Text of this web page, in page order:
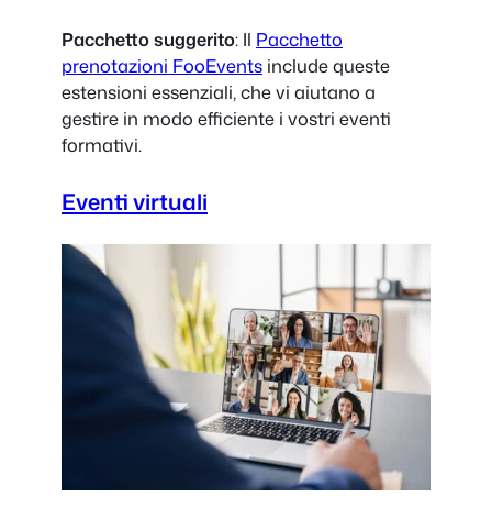
Pacchetto suggerito: Il Pacchetto
prenotazioni FooEvents include queste
estensioni essenziali, che vi aiutano a
gestire in modo efficiente i vostri eventi
formativi.
Eventi virtuali